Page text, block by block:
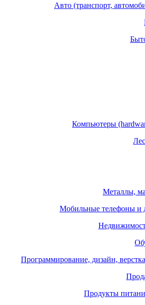
Авто (транспорт,
Компьютеры
Металлы,
Мобильные телефоны и
Программирование, дизайн,
Продукты